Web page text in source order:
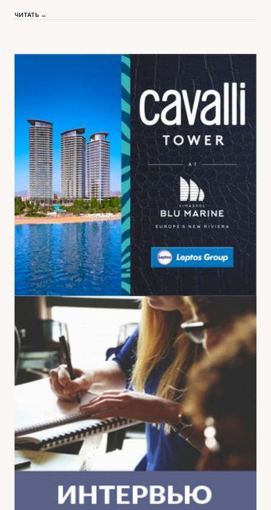
ЧИТАТЬ →